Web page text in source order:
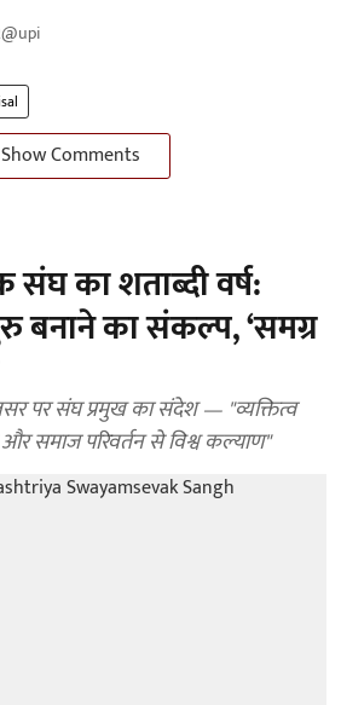
Show Comments
संघ का शताब्दी वर्ष:
बनाने का संकल्प, ‘समग्र
पर संघ प्रमुख का संदेश — "व्यक्तित्व
और समाज परिवर्तन से विश्व कल्याण"